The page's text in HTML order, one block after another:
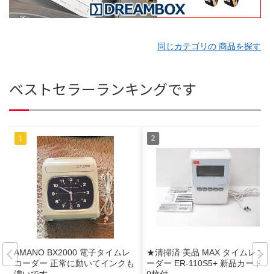
同じカテゴリの 商品を探す
ベストセラーランキングです
AMANO BX2000 電子タイムレ
コーダー 正常に動いてインクも
★清掃済 美品 MAX タイムレコ
ーダー ER-110S5+ 新品カード2